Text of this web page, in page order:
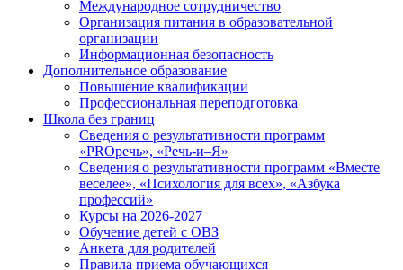
Международное сотрудничество
Организация питания в образовательной
организации
Информационная безопасность
Дополнительное образование
Повышение квалификации
Профессиональная переподготовка
Школа без границ
Сведения о результативности программ
«PROречь», «Речь-и–Я»
Сведения о результативности программ «Вместе
веселее», «Психология для всех», «Азбука
профессий»
Курсы на 2026-2027
Обучение детей с ОВЗ
Анкета для родителей
Правила приема обучающихся